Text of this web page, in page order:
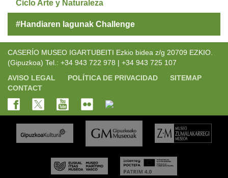
Ciclo Arte y Naturaleza
#Handiaren lagunak Challenge
CASERÍO MUSEO IGARTUBEITI Ezkio bidea z/g 20709 EZKIO.
(Gipuzkoa) Tel.: +34 943 722 978 | +34 943 725 107
AVISO LEGAL
POLÍTICA DE PRIVACIDAD
SITEMAP
CONTACT